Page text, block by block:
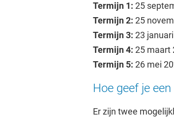
Termijn 1: 25
Termijn 2: 25
Termijn 3: 23
Termijn 4: 25 maart
Termijn 5: 26 mei
Hoe geef je
Er zijn twee